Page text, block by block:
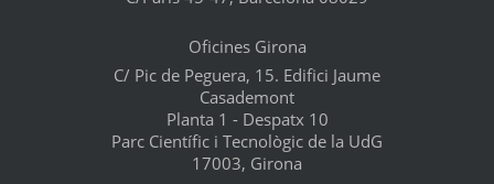
Oficines Girona
C/ Pic de Peguera, 15. Edifici Jaume
Casademont
Planta 1 - Despatx 10
Parc Científic i Tecnològic de la UdG
17003, Girona